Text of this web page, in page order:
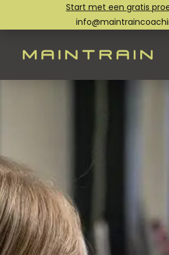
Start met een gratis